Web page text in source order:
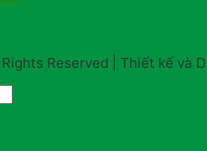
Reserved | Thiết kế và